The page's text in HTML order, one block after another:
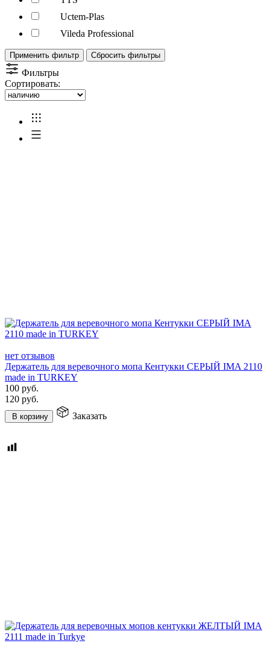
Uctem-Plas
Vileda Professional
Применить фильтр Сбросить фильтры
Фильтры
Сортировать:
нет отзывов
Держатель для веревочного мопа Кентукки СЕРЫЙ IMA 2110
made in TURKEY
100 руб.
120 руб.
В корзину Заказать